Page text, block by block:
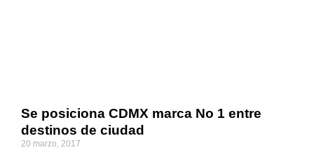
Se posiciona CDMX marca No 1 entre
destinos de ciudad
20 marzo, 2017